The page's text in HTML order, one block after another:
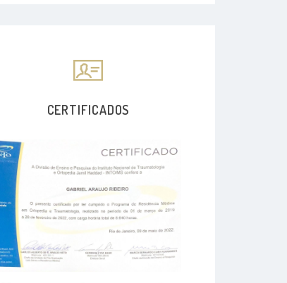
CERTIFICADOS